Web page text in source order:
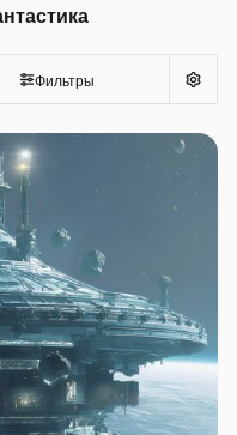
Фильтры